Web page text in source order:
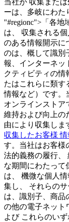
ーは、多岐にわた
"#regionc">「各地
は、 収集される
のある情報開示に
のは、概して識別
報、インターネッ
クティビティの情
たはこれらに類す
情報など）です。
オンラインストア
維持および向上の
由により収集しま
収集したお客様 情
す。当社はお客様
法的義務の履行、
な期間にわたって
は、 機微な個人
集し、 それらの
は、識別子、商品
の他の電子ネット
よび これらのい